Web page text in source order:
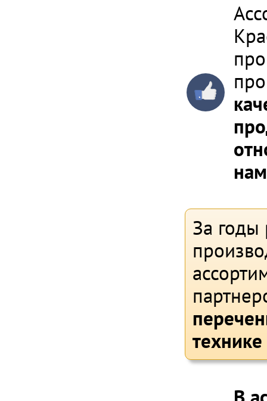
За годы